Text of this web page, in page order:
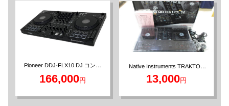
Pioneer DDJ-FLX10 DJ コント
166,000円
Native Instruments TRAKTOR
ー
13,000円